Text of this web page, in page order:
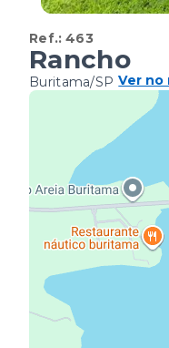
Ref.:463
Rancho
Buritama/SP Ver no